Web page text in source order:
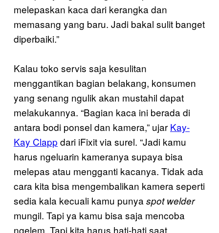
melepaskan kaca dari kerangka dan
memasang yang baru. Jadi bakal sulit banget
diperbaiki.”
Kalau toko servis saja kesulitan
menggantikan bagian belakang, konsumen
yang senang ngulik akan mustahil dapat
melakukannya. “Bagian kaca ini berada di
antara bodi ponsel dan kamera,” ujar Kay-
Kay Clapp dari iFixit via surel. “Jadi kamu
harus ngeluarin kameranya supaya bisa
melepas atau mengganti kacanya. Tidak ada
cara kita bisa mengembalikan kamera seperti
sedia kala kecuali kamu punya spot welder
mungil. Tapi ya kamu bisa saja mencoba
ngelem. Tapi kita harus hati-hati saat